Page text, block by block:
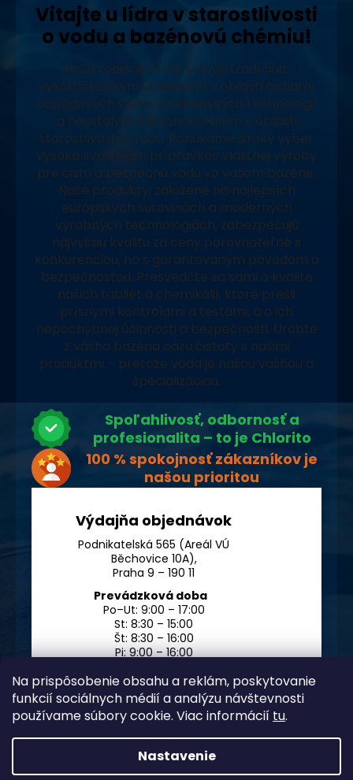
Na prispôsobenie obsahu a reklám, poskytovanie
funkcií sociálnych médií a analýzu návštevnosti
používame súbory cookie. Viac informácií tu.
Nastavenie
Vitajte u lídra v starostlivosti
o vodu a bazénovú chémiu!
Naša rodinná firma sa pýši tradíciou,
vysokoškolským vzdelaním v oblasti čistiarní
odpadových vôd a vodárenských technológií
a neustálym zdokonaľovaním v oblasti
starostlivosti o vodu. Ponúkame široký výber
vysoko kvalitných prípravkov vlastnej výroby
pre čistú a bezpečnú vodu vo vašom bazéne.
Naše produkty, založené na najlepších
európskych surovinách a moderných
výrobných technológiách, zabezpečujú
najvyššiu kvalitu za ceny porovnateľné s
konkurenciou, no s garantovaným pôvodom a
bezpečnosťou. Presvedčte sa sami o kvalite
našich tabliet a chemikálií, ktoré prešli
prísnymi kontrolami a testami, a o ich
nepochybnej účinnosti a bezpečnosti. Urobte
z vášho bazéna oázu čistoty s našimi
produktmi – pretože voda je našou vášňou a
špecializáciou.
Spoľahlivosť, odbornosť a
profesionalita – to je Chlorito
100 % spokojnosť zákazníkov je
našou prioritou
Výdajňa objednávok
Podnikatelská 565 (Areál VÚ
Běchovice 10A),
Praha 9 – 190 11
Prevádzková doba
Po–Ut: 9:00 – 17:00
St: 8:30 – 15:00
Št: 8:30 – 16:00
Pi: 9:00 – 16:00